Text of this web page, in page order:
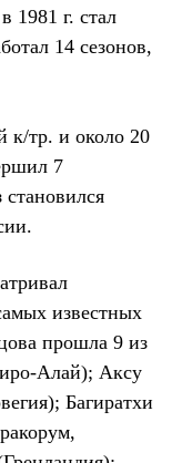
1981 г. стал
14 сезонов,
к/тр. и около 20
7
известных
прошла 9 из
Алай); Аксу
Багиратхи